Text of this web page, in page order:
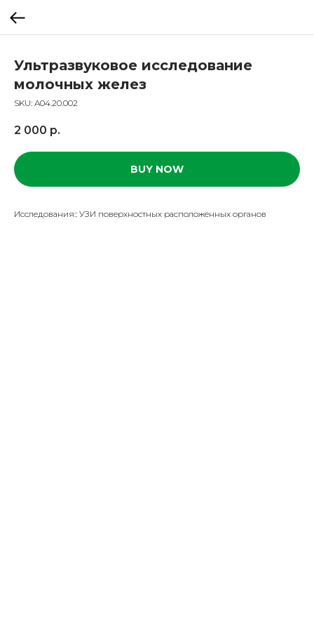
Ультразвуковое исследование
молочных желез
SKU: A04.20.002
2 000 р.
BUY NOW
Исследования:: УЗИ поверхностных расположенных органов